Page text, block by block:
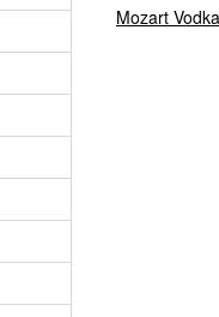
Mozart Vodka